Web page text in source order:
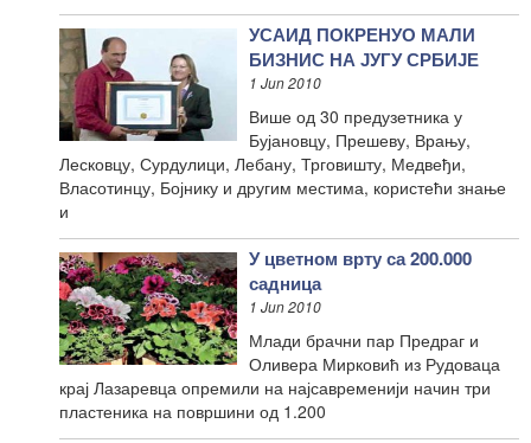
УСАИД ПОКРЕНУО МАЛИ
БИЗНИС НА ЈУГУ СРБИЈЕ
1 Jun 2010
Више од 30 предузетника у
Бујановцу, Прешеву, Врању,
Лесковцу, Сурдулици, Лебану, Трговишту, Медвеђи,
Власотинцу, Бојнику и другим местима, користећи знање
и
У цветном врту са 200.000
садница
1 Jun 2010
Млади брачни пар Предраг и
Оливера Мирковић из Рудоваца
крај Лазаревца опремили на најсавременији начин три
пластеника на површини од 1.200